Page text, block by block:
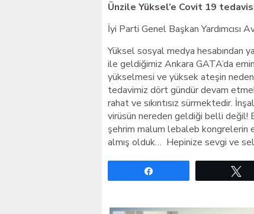
Ünzile Yüksel’e Covit 19
İyi Parti Genel Başkan Yardımcısı
Yüksel sosyal medya hesabından
ile geldiğimiz Ankara GATA’da
yükselmesi ve yüksek ateşin
tedavimiz dört gündür devam
rahat ve sıkıntısız sürmektedir.
virüsün nereden geldiği belli değil!
şehrim malum lebaleb kongrelerin
almış olduk… Hepinize sevgi ve